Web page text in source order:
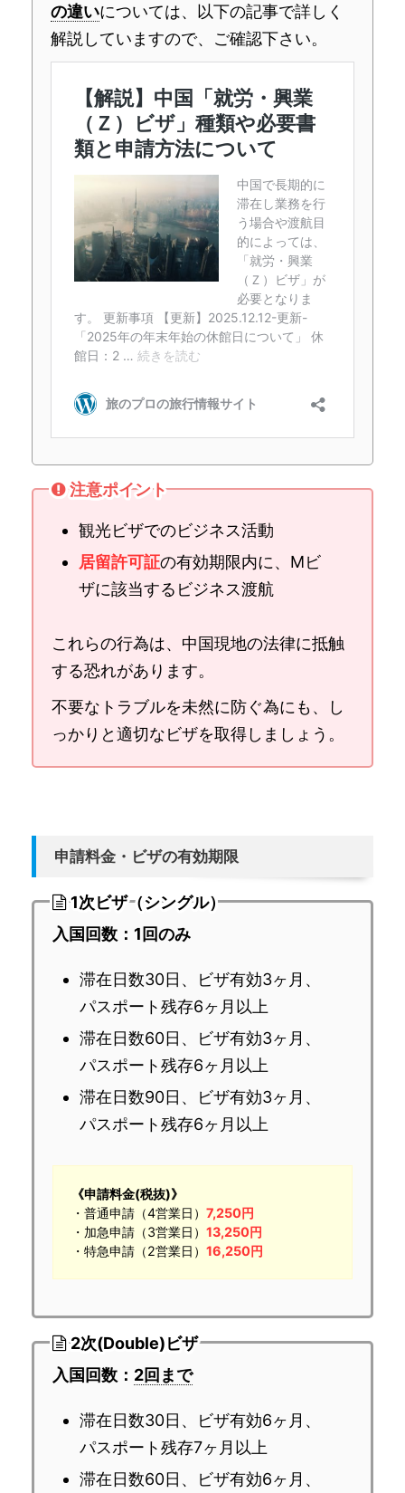
の違いについては、以下の記事で詳しく
解説していますので、ご確認下さい。
注意ポイント
観光ビザでのビジネス活動
居留許可証の有効期限内に、Mビ
ザに該当するビジネス渡航
これらの行為は、中国現地の法律に抵触
する恐れがあります。
不要なトラブルを未然に防ぐ為にも、し
っかりと適切なビザを取得しましょう。
申請料金・ビザの有効期限
1次ビザ（シングル）
入国回数：1回のみ
滞在日数30日、ビザ有効3ヶ月、
パスポート残存6ヶ月以上
滞在日数60日、ビザ有効3ヶ月、
パスポート残存6ヶ月以上
滞在日数90日、ビザ有効3ヶ月、
パスポート残存6ヶ月以上
《申請料金(税抜)》
・普通申請（4営業日） 7,250円
・加急申請（3営業日） 13,250円
・特急申請（2営業日） 16,250円
2次(Double)ビザ
入国回数： 2回まで
滞在日数30日、ビザ有効6ヶ月、
パスポート残存7ヶ月以上
滞在日数60日、ビザ有効6ヶ月、